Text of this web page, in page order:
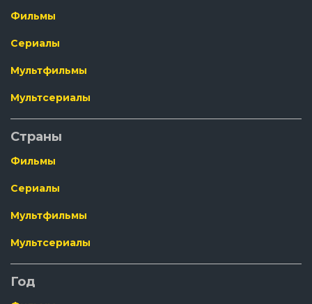
Фильмы
Сериалы
Мультфильмы
Мультсериалы
Страны
Фильмы
Сериалы
Мультфильмы
Мультсериалы
Год